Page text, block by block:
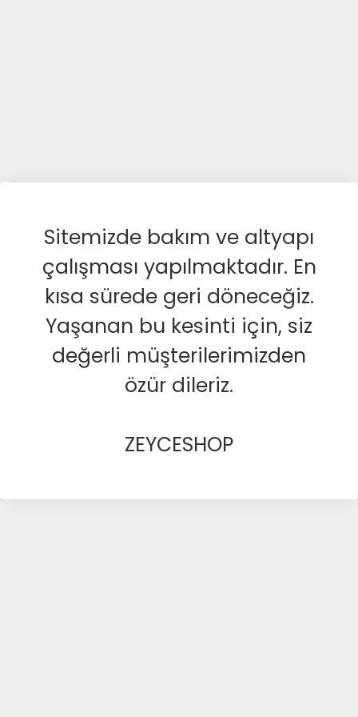
Sitemizde bakım ve altyapı
çalışması yapılmaktadır. En
kısa sürede geri döneceğiz.
Yaşanan bu kesinti için, siz
değerli müşterilerimizden
özür dileriz.
ZEYCESHOP